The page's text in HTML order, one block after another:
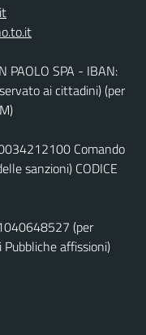
PAOLO SPA - IBAN:
ai cittadini) (per
Comando
sanzioni) CODICE
(per
affissioni)